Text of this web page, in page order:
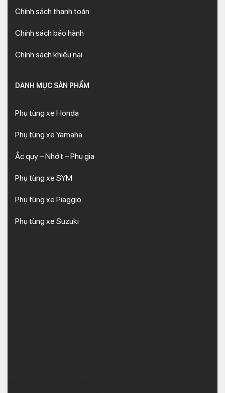
Chính sách thanh toán
Chính sách bảo hành
Chính sách khiếu nại
DANH MỤC SẢN PHẨM
Phụ tùng xe Honda
Phụ tùng xe Yamaha
Ắc quy – Nhớt – Phụ gia
Phụ tùng xe SYM
Phụ tùng xe Piaggio
Phụ tùng xe Suzuki